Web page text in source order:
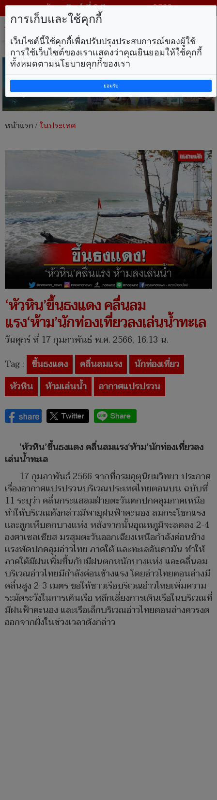
วันอาทิตย์ ที่ 9 สิงหาคม พ.ศ. 2569
หน้าแรก/ในประเทศ
‘หัวหิน’ขึ้นธงแดง คลื่นลม
แรง‘ห้าม’นักท่องเที่ยวลงเล่นน้ำทะเล
วันศุกร์ ที่ 17 กุมภาพันธ์ พ.ศ. 2566, 16.13 น.
Tag : ขึ้นธงแดง คลื่นลมแรง
นักท่องเที่ยว
หัวหิน
ห้ามเล่นน้ำ อากาศแปรปรวน
‘หัวหิน’ขึ้นธงแดง คลื่นลมแรง‘ห้าม’นักท่องเที่ยวลง
เล่นน้ำทะเล
17 กุมภาพันธ์ 2566 จากที่กรมอุตุนิยมวิทยา ประกาศ
เรื่องอากาศแปรปรวนบริเวณประเทศไทยตอนบน ฉบับที่
11 ระบุว่า คลื่นกระแสลมฝ่ายตะวันตกปกคลุมภาคเหนือ
ทำให้บริเวณดังกล่าวมีพายุฝนฟ้าคะนอง ลมกระโชกแรง
และลูกเห็บตกบางแห่ง หลังจากนั้นอุณหภูมิจะลดลง 2-4
องศาเซลเซียส มรสุมตะวันออกเฉียงเหนือกำลังค่อนข้าง
แรงพัดปกคลุมอ่าวไทย ภาคใต้ และทะเลอันดามัน ทำให้
ภาคใต้มีฝนเพิ่มขึ้นกับมีฝนตกหนักบางแห่ง และคลื่นลม
บริเวณอ่าวไทยมีกำลังค่อนข้างแรง โดยอ่าวไทยตอนล่างมี
คลื่นสูง 2-3 เมตร ขอให้ชาวเรือบริเวณอ่าวไทยเพิ่มความ
ระมัดระวังในการเดินเรือ หลีกเลี่ยงการเดินเรือในบริเวณที่
มีฝนฟ้าคะนอง และเรือเล็กบริเวณอ่าวไทยตอนล่างควรงด
ออกจากฝั่งในช่วงเวลาดังกล่าว
การเก็บและใช้คุกกี้
เว็บไซต์นี้ใช้คุกกี้เพื่อปรับปรุงประสบการณ์ของผู้ใช้
การใช้เว็บไซต์ของเราแสดงว่าคุณยินยอมให้ใช้คุกกี้
ทั้งหมดตามนโยบายคุกกี้ของเรา
ยอมรับ